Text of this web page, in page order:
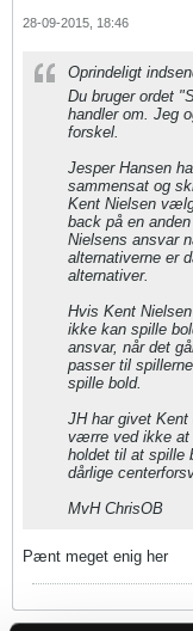
28-09-2015, 18:46
Oprindeligt
Du bruger ordet
handler om. Jeg
forskel.
Jesper Hansen
sammensat og
Kent Nielsen
back på en
Nielsens ansvar
alternativerne er
alternativer.
Hvis Kent
ikke kan spille
ansvar, når det
passer til
spille bold.
JH har givet Kent
værre ved ikke at
holdet til at spille
dårlige
MvH ChrisOB
Pænt meget enig her